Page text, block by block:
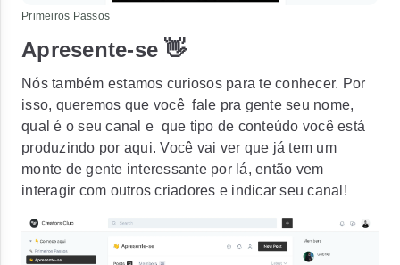
Primeiros Passos
Apresente-se 👋
Nós também estamos curiosos para te conhecer. Por
isso, queremos que você fale pra gente seu nome,
qual é o seu canal e que tipo de conteúdo você está
produzindo por aqui. Você vai ver que já tem um
monte de gente interessante por lá, então vem
interagir com outros criadores e indicar seu canal!